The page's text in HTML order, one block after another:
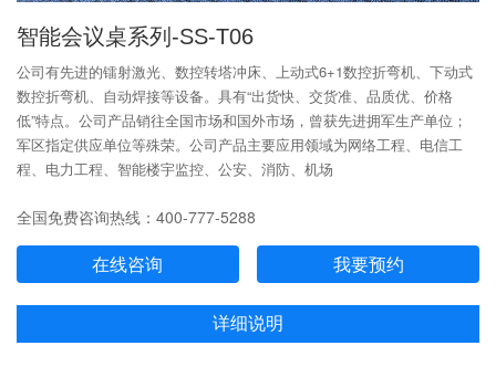
智能会议桌系列-SS-T06
公司有先进的镭射激光、数控转塔冲床、上动式6+1数控折弯机、下动式
数控折弯机、自动焊接等设备。具有“出货快、交货准、品质优、价格
低”特点。公司产品销往全国市场和国外市场，曾获先进拥军生产单位；
军区指定供应单位等殊荣。公司产品主要应用领域为网络工程、电信工
程、电力工程、智能楼宇监控、公安、消防、机场
全国免费咨询热线：400-777-5288
在线咨询 我要预约
详细说明